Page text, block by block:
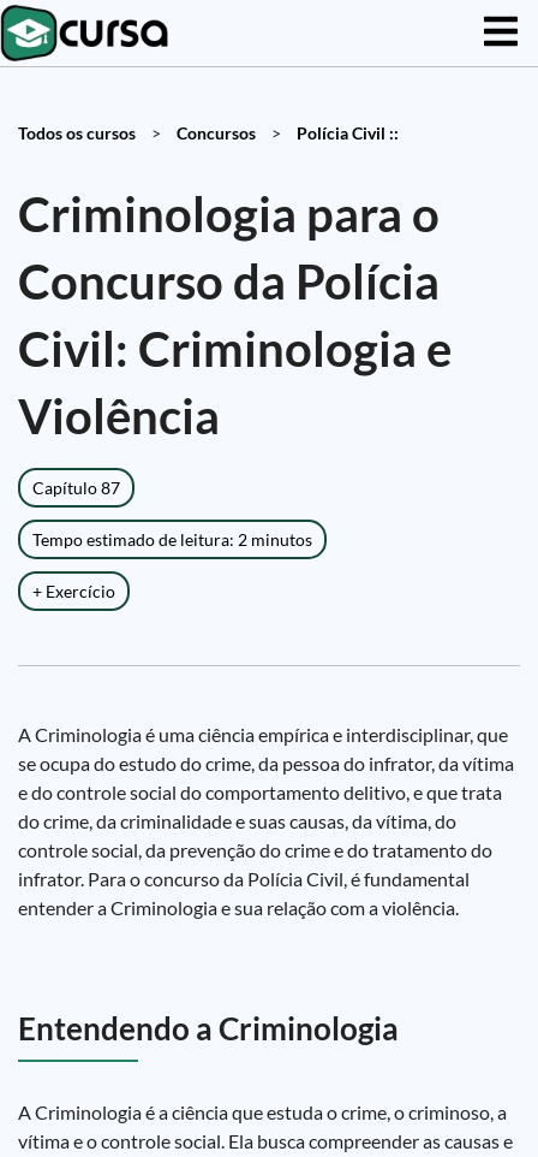
Todos os cursos > Concursos > Polícia Civil ::
Criminologia para o
Concurso da Polícia
Civil: Criminologia e
Violência
Capítulo 87
Tempo estimado de leitura: 2 minutos
+ Exercício
A Criminologia é uma ciência empírica e interdisciplinar, que
se ocupa do estudo do crime, da pessoa do infrator, da vítima
e do controle social do comportamento delitivo, e que trata
do crime, da criminalidade e suas causas, da vítima, do
controle social, da prevenção do crime e do tratamento do
infrator. Para o concurso da Polícia Civil, é fundamental
entender a Criminologia e sua relação com a violência.
Entendendo a Criminologia
A Criminologia é a ciência que estuda o crime, o criminoso, a
vítima e o controle social. Ela busca compreender as causas e